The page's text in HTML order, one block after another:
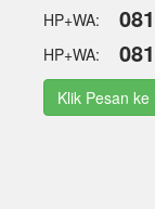
HP+WA:
HP+WA:
Klik Pesan ke